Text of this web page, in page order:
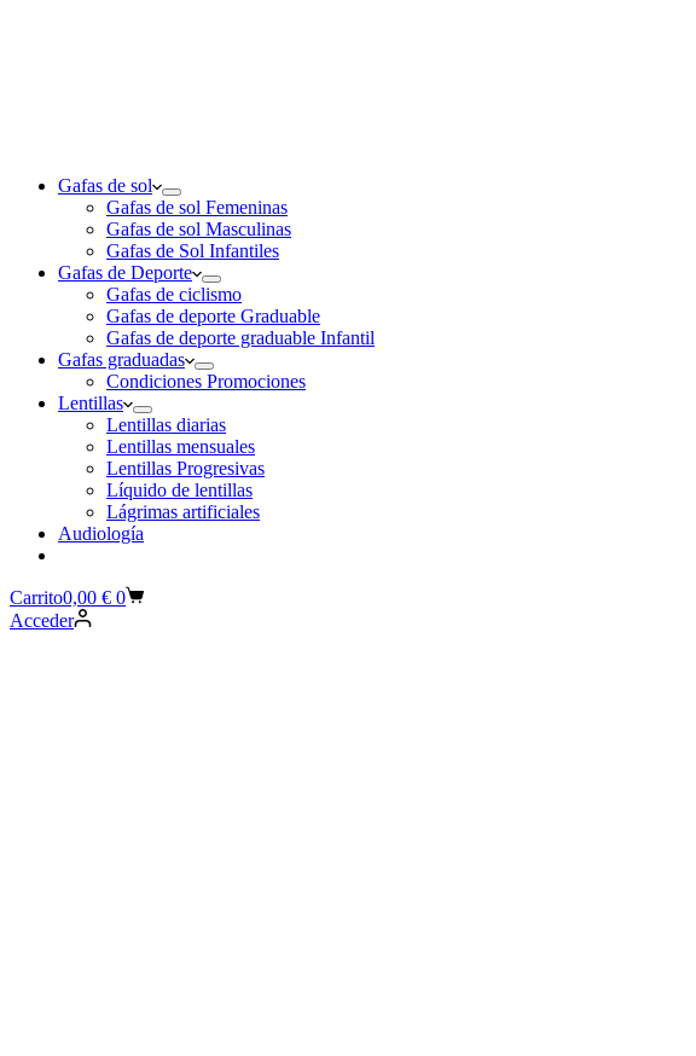
Gafas de sol
Gafas de sol Femeninas
Gafas de sol Masculinas
Gafas de Sol Infantiles
Gafas de Deporte
Gafas de ciclismo
Gafas de deporte Graduable
Gafas de deporte graduable Infantil
Gafas graduadas
Condiciones Promociones
Lentillas
Lentillas diarias
Lentillas mensuales
Lentillas Progresivas
Líquido de lentillas
Lágrimas artificiales
Audiología
Carrito0,00 € 0
Acceder